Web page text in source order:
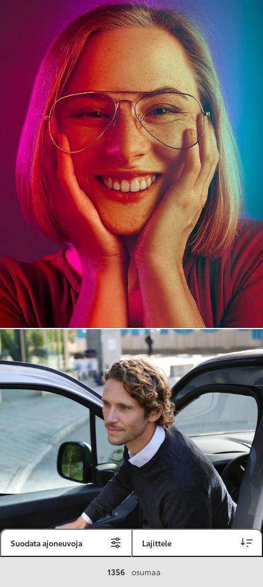
Suodata ajoneuvoja Lajittele
1356 osumaa